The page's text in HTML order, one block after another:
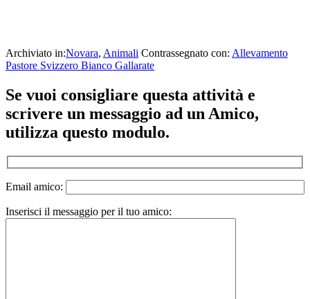
Archiviato in:Novara, Animali Contrassegnato con: Allevamento
Pastore Svizzero Bianco Gallarate
Interazioni
del
lettore
Se vuoi consigliare questa attività e
scrivere un messaggio ad un Amico,
utilizza questo modulo.
Email amico:
Inserisci il messaggio per il tuo amico: